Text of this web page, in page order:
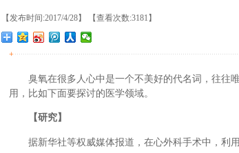
【发布时间:2017/4/28】 【查看次数:3181】
+
臭氧在很多人心中是一个不美好的代名词，往往
用，比如下面要探讨的医学领域。
【研究】
据新华社等权威媒体报道，在心外科手术中，利